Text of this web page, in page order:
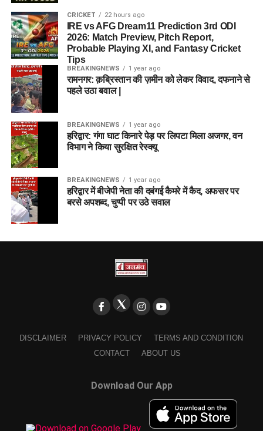
CRICKET 22 hours ago
IRE vs AFG Dream11 Prediction 3rd ODI
2026: Match Preview, Pitch Report,
Probable Playing XI, and Fantasy Cricket
Tips
BREAKINGNEWS 1 year ago
रामनगर: क़ब्रिस्तान की ज़मीन को लेकर विवाद, दफनाने से
पहले उठा बवाल |
BREAKINGNEWS 1 year ago
हरिद्वार: गंगा घाट किनारे पेड़ पर लिपटा मिला अजगर, वन
विभाग ने किया सुरक्षित रेस्क्यू
BREAKINGNEWS 1 year ago
हरिद्वार में बीजेपी नेता की दबंगई कैमरे में कैद, अफसर पर
बरसे अपशब्द, चुप्पी पर उठे सवाल
DISCLAIMER PRIVACY POLICY
TERMS AND CONDITION
CONTACT
ABOUT US
Download Our App